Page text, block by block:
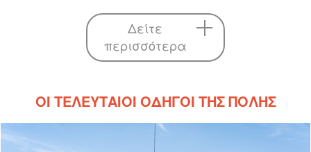
Δείτε
περισσότερα
ΟΙ ΤΕΛΕΥΤΑΊΟΙ ΟΔΗΓΟΊ ΤΗΣ ΠΌΛΗΣ